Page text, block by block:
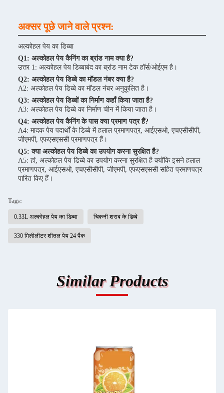
अक्सर पूछे जाने वाले प्रश्न:
अल्कोहल पेय का डिब्बा
Q1: अल्कोहल पेय कैनिंग का ब्रांड नाम क्या है?
उत्तर 1: अल्कोहल पेय डिब्बाबंद का ब्रांड नाम टेक हॉर्स/ओईएम है।
Q2: अल्कोहल पेय डिब्बे का मॉडल नंबर क्या है?
A2: अल्कोहल पेय डिब्बे का मॉडल नंबर अनुकूलित है।
Q3: अल्कोहल पेय डिब्बों का निर्माण कहाँ किया जाता है?
A3: अल्कोहल पेय डिब्बे का निर्माण चीन में किया जाता है।
Q4: अल्कोहल पेय कैनिंग के पास क्या प्रमाण पत्र हैं?
A4: मादक पेय पदार्थों के डिब्बे में हलाल प्रमाणपत्र, आईएसओ, एचएसीसीपी,
जीएमपी, एफएसएससी प्रमाणपत्र हैं।
Q5: क्या अल्कोहल पेय डिब्बे का उपयोग करना सुरक्षित है?
A5: हां, अल्कोहल पेय डिब्बे का उपयोग करना सुरक्षित है क्योंकि इसने हलाल
प्रमाणपत्र, आईएसओ, एचएसीसीपी, जीएमपी, एफएसएससी सहित प्रमाणपत्र
पारित किए हैं।
Tags:
0.33L अल्कोहल पेय का डिब्बा चिकनी शराब के डिब्बे
330 मिलीलीटर शीतल पेय 24 पैक
Similar Products